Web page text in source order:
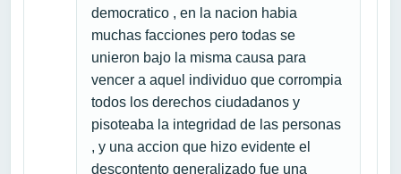
democratico , en la nacion habia
muchas facciones pero todas se
unieron bajo la misma causa para
vencer a aquel individuo que corrompia
todos los derechos ciudadanos y
pisoteaba la integridad de las personas
, y una accion que hizo evidente el
descontento generalizado fue una